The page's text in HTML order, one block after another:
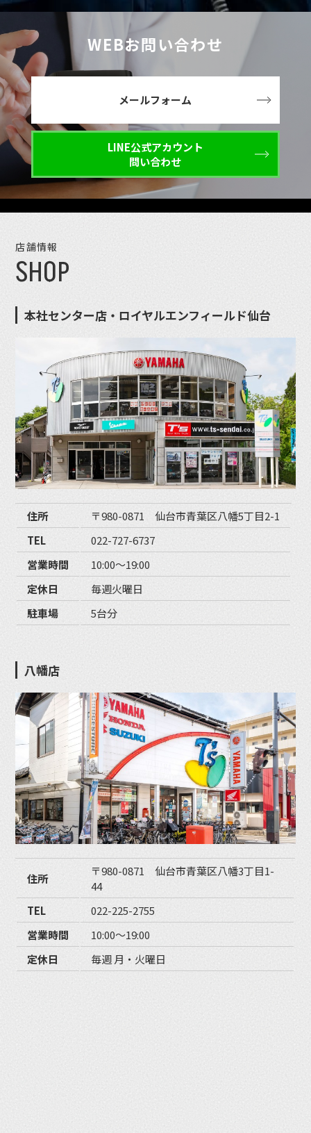
WEBお問い合わせ
メールフォーム
LINE公式アカウント
問い合わせ
店舗情報
SHOP
本社センター店・ロイヤルエンフィールド仙台
住所
〒980-0871 仙台市青葉区八幡5丁目2-1
TEL
022-727-6737
営業時間
10:00〜19:00
定休日
毎週火曜日
駐車場
5台分
八幡店
住所
〒980-0871 仙台市青葉区八幡3丁目1-
44
TEL
022-225-2755
営業時間
10:00〜19:00
定休日
毎週 月・火曜日